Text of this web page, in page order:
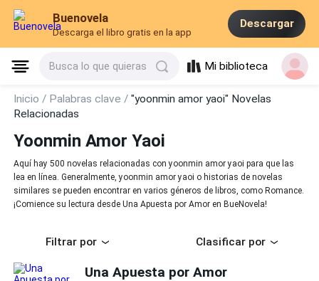
Buenovela
Descarga el libro gratis en la app
Descargar
Busca lo que quieras Mi biblioteca
Inicio / Palabras clave /"yoonmin amor yaoi" Novelas
Relacionadas
Yoonmin Amor Yaoi
Aquí hay 500 novelas relacionadas con yoonmin amor yaoi para que las
lea en línea. Generalmente, yoonmin amor yaoi o historias de novelas
similares se pueden encontrar en varios géneros de libros, como Romance.
¡Comience su lectura desde Una Apuesta por Amor en BueNovela!
Filtrar por Clasificar por
Una Apuesta por Amor